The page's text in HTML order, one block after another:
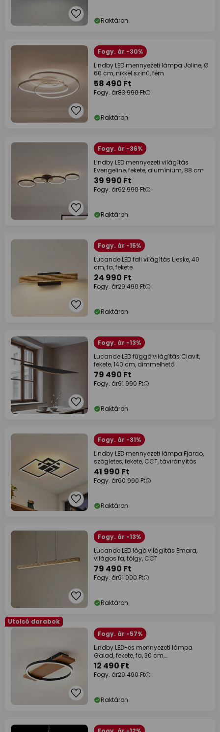
Raktáron
Fogy. ár -30%
Lindby LED mennyezeti lámpa Joline, Ø
60 cm, nikkel színű, fém
58 490 Ft
Fogy. ár83 990 Ft
Raktáron
Fogy. ár -36%
Lindby LED mennyezeti világítás
Evengeline, fekete, alumínium, 88 cm
39 990 Ft
Fogy. ár62 990 Ft
Raktáron
Fogy. ár -15%
Lucande LED fali világítás Lieske, 40
cm, fa, fekete
24 990 Ft
Fogy. ár29 490 Ft
Raktáron
Fogy. ár -13%
Lucande LED függő világítás Clavit,
fekete, 140 cm, dimmelhető
79 490 Ft
Fogy. ár91 990 Ft
Raktáron
Fogy. ár -31%
Lindby LED mennyezeti lámpa Fjardo,
szögletes, fekete, CCT, távirányítós
41 990 Ft
Fogy. ár60 990 Ft
Raktáron
Fogy. ár -13%
Lucande LED lógó világítás Emara,
világos fa, tölgy, CCT
79 490 Ft
Fogy. ár91 990 Ft
Raktáron
Utolsó darabok
Fogy. ár -57%
Lindby LED-es mennyezeti lámpa
Galad, fekete, fa, 30 cm,
fényerőszabályzóval
12 490 Ft
Fogy. ár29 490 Ft
Raktáron